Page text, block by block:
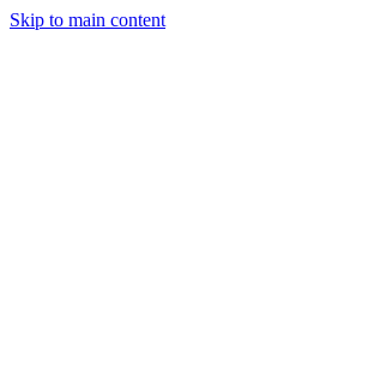
Skip to main content